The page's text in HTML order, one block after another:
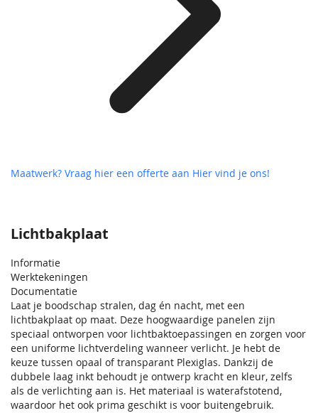
Lichtbakplaat
Informatie
Werktekeningen
Documentatie
Laat je boodschap stralen, dag én nacht, met een
lichtbakplaat op maat. Deze hoogwaardige panelen zijn
speciaal ontworpen voor lichtbaktoepassingen en zorgen voor
een uniforme lichtverdeling wanneer verlicht. Je hebt de
keuze tussen opaal of transparant Plexiglas. Dankzij de
dubbele laag inkt behoudt je ontwerp kracht en kleur, zelfs
als de verlichting aan is. Het materiaal is waterafstotend,
waardoor het ook prima geschikt is voor buitengebruik.
Maatwerk? Vraag hier een offerte aan Hier vind je ons!